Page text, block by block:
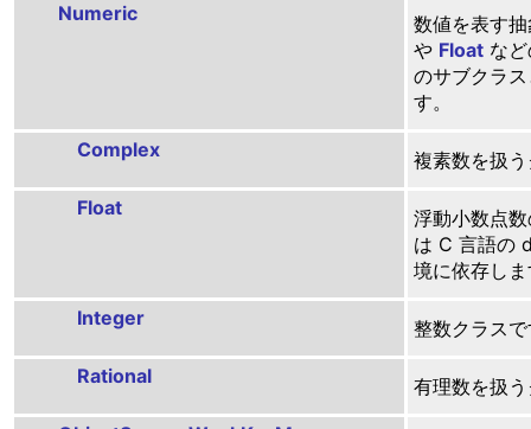
Numeric
数値を表す
や Floatなど
のサブクラ
す。
Complex 複素数を扱
Float
浮動小数点
は C 言語の
境に依存し
Integer 整数クラス
Rational 有理数を扱